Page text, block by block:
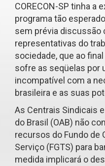
CORECON-SP tinha a
programa tão
sem prévia discussão
representativas do
sociedade, que ao
sofre as seqüelas por
incompatível com a
brasileira e as suas
As Centrais Sindicais
do Brasil (OAB) não
recursos do Fundo de
Serviço (FGTS) para
medida implicará o